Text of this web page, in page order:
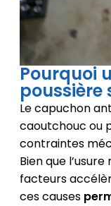
Pourquoi
Le capuchon
caoutchouc ou
contraintes
Bien que
facteurs
ces causes